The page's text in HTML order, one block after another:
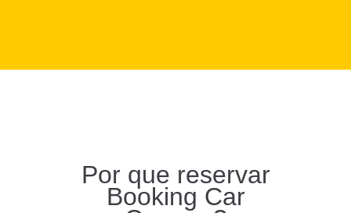
Por que reservar
Booking Car